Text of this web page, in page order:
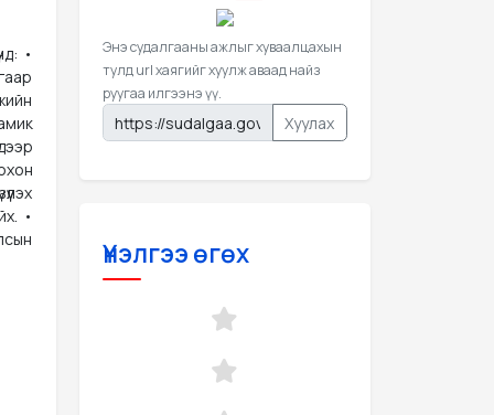
•
•
Энэ судалгааны ажлыг хуваалцахын
тулд url хаягийг хуулж аваад найз
руугаа илгээнэ үү.
Хуулах
Үнэлгээ өгөх